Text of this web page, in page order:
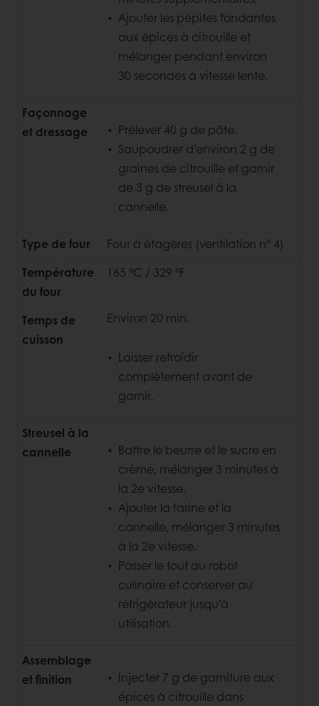
Ajouter les pépites fondantes
aux épices à citrouille et
mélanger pendant environ
30 secondes à vitesse lente.
Façonnage
et dressage
Prélever 40 g de pâte.
Saupoudrer d’environ 2 g de
graines de citrouille et garnir
de 3 g de streusel à la
cannelle.
Type de four
Four à étagères (ventilation n° 4)
Température
du four
165 °C / 329 °F
Temps de
cuisson
Environ 20 min.
Laisser refroidir
complètement avant de
garnir.
Streusel à la
cannelle
Battre le beurre et le sucre en
crème, mélanger 3 minutes à
la 2e vitesse.
Ajouter la farine et la
cannelle, mélanger 3 minutes
à la 2e vitesse.
Passer le tout au robot
culinaire et conserver au
réfrigérateur jusqu’à
utilisation.
Assemblage
et finition
Injecter 7 g de garniture aux
épices à citrouille dans